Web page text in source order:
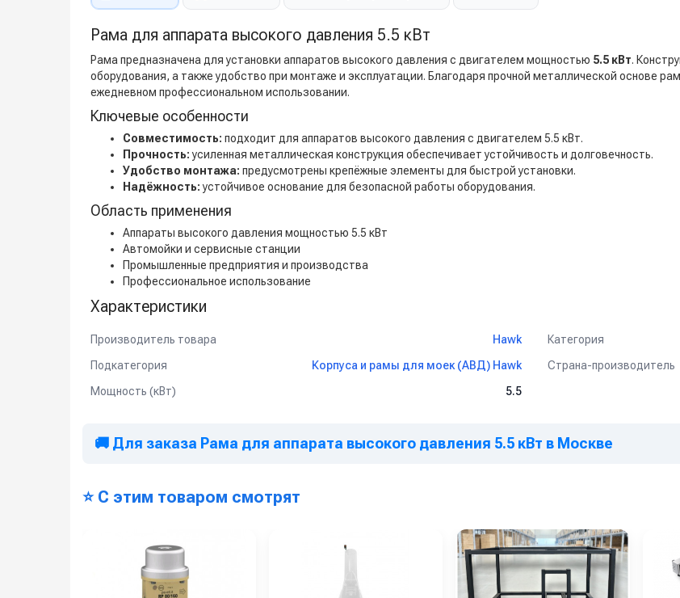
Рама для аппарата высокого давления 5.5 кВт
Рама предназначена для установки аппаратов высокого давления с двигателем мощностью 5.5 кВт.
оборудования, а также удобство при монтаже и эксплуатации. Благодаря прочной металлической основе
ежедневном профессиональном использовании.
Ключевые особенности
Совместимость: подходит для аппаратов высокого давления с двигателем 5.5 кВт.
Прочность:усиленная металлическая конструкция обеспечивает устойчивость и долговечность.
Удобство монтажа: предусмотрены крепёжные элементы для быстрой установки.
Надёжность:устойчивое основание для безопасной работы оборудования.
Область применения
Аппараты высокого давления мощностью 5.5 кВт
Автомойки и сервисные станции
Промышленные предприятия и производства
Профессиональное использование
Характеристики
Производитель товара Hawk Категория
Подкатегория
Корпуса и рамы для моек (АВД) Hawk Страна-производитель
Мощность (кВт)
5.5
🚚 Для заказа Рама для аппарата высокого давления 5.5 кВт в Москве
⭐ С этим товаром смотрят